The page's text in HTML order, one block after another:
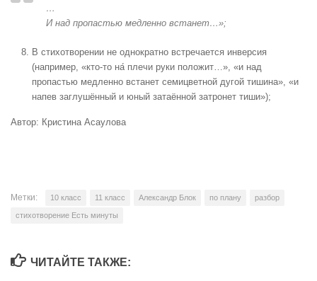
…
И над пропастью медленно встанет…»;
В стихотворении не однократно встречается инверсия
(например, «кто-то на́ плечи руки положит…», «и над
пропастью медленно встанет семицветной дугой тишина», «и
напев заглушённый и юный затаённой затронет тиши»);
Автор: Кристина Асаулова
Метки: 10 класс 11 класс Александр Блок по плану разбор
стихотворение Есть минуты
ЧИТАЙТЕ ТАКЖЕ: